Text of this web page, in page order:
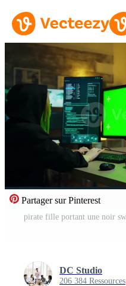
Partager sur Pinterest
DC Studio
206 384 Ressources